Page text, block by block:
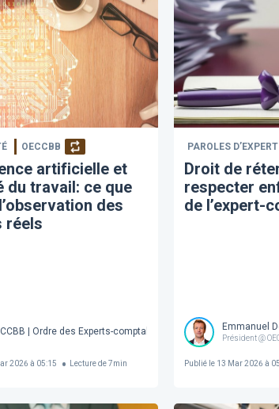
OECCBB
artificielle et
du travail: ce que
des
réels
| Ordre des Experts-comptables et Comptables brevetés
2026 à 05:15 Lecture de7min
PAROLES D’EXPERT
Droit de
respecter
de l’expert-
Emmanuel
Président @
Publié le 13 Mar 2026 à